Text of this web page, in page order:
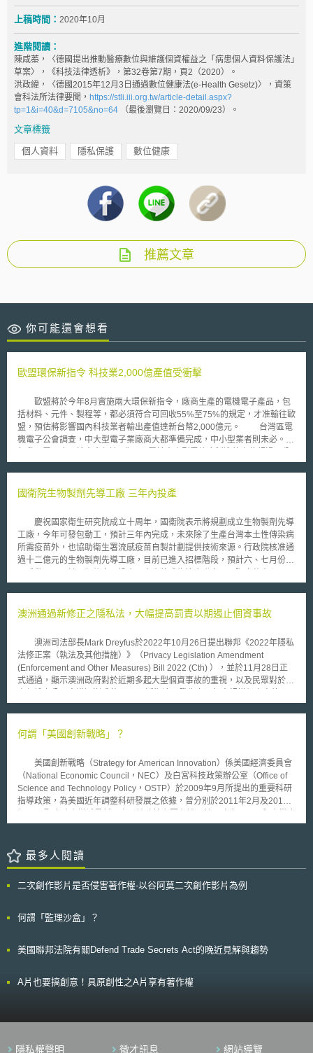
上稿時間： 2020年10月
進階閱讀：
陳咸蓁，〈德國提出推動醫療數位與維護個資權益之「病患個人資料保護法」
草案〉，《科技法律透析》，第32卷第7期，頁2（2020）。
洪政緯，〈德國2015年12月3日通過數位健康法(e-Health Gesetz)〉，資策
會科法所法律要聞， https://stli.iii.org.tw/article-detail.aspx?
tp=1&i=40&d=7105&no=64 （最後瀏覽日：2020/09/23）。
文章標籤
個人資料 隱私保護 數位健康
推薦文章
你可能還會想看
歐盟環保新指令 科技業2,000億產值受衝擊
歐盟將於今年8月實施兩大環保新指令，廠商生產的電機電子產品，包
括材料、元件、製程等，都必須符合可回收55%至75%的規定，才准輸往歐
盟，預估將影響國內科技業者輸出產值達新台幣2,000億元。 台灣區電
機電子公會調查，中大型電子業廠商大都準備完成，中小型業者則未必。前
之一，金額達3,500億至4,000億元。經濟部委託工研院調查，國內可能面臨
者的回收成本將增加3%至5%，調整產品材質及零件成本也提高5%至
害物質限用指令（RoHS）。前者是針對10大廢電機電子品，建立回收體
系，並達成法定一定的回收率55%至75%，要求至2006年12月，每年每人
回收4公斤。後者是國際企業必須自我要求8月完成停止使用含有重金屬鉛、
汞等六種化學物質的電子產品，如IC封裝、電腦塑膠零件等。2006年7月將
全面禁止輸入。
國衛院生物製劑先導工廠 三年內投產
慶祝國家衛生研究院成立十周年，國衛院表示將規劃成立生物製劑先導
工廠，今年可發包動工，預計三年內完成，未來除了生產台灣本土性傳染病
所需疫苗外，也協助衛生署流感疫苗自製計劃提供技術來源。行政院核准通
過十二億元的生物製劑先導工廠，目前已進入招標階段，預計六、七月份可
(The International Vaccine Institute, IVI) 的規格的 GMP 生產線。 此
病如腸病毒、 SARS 、白喉、百日咳、破傷風及日本腦炎的資料庫，部份
產能力。政府計劃投資五十億元興建大型流行感冒疫苗工廠，國衛院將扮演
技術提供的角色，包括參考實驗室，人員訓練，及微生物量產疫苗的開發，
都將由生物製劑先導工廠負責。
澳洲通過新修正之隱私法，大幅提高罰責以期遏止個資事故
澳洲司法部長Mark Dreyfus於2022年10月26日提出聯邦《2022年隱私
法修正案（執法及其他措施）》（Privacy Legislation Amendment
(Enforcement and Other Measures) Bill 2022 (Cth) ），並於11月28日正
式通過，顯示澳洲政府對於近期多起大型個資事故的重視，以及民眾對於個
其一為9月底澳洲第二大電信業者Optus表示受到網路攻擊，約有1,000萬人
也包括用戶的住址、駕照和護照號碼等；無獨有偶，於十月底澳洲最大的私
故，被竊資料中有大約970萬名現在或過去客戶的姓名、出生日期、地址、
電話號碼和電子郵件地址等資料，因為此兩起大型個資事故的發生，促使澳
洲政府不得不予以重視，在極短時間內通過新法修正。 此次修正案修
改1988年《隱私法》（Privacy Act）、2010年《澳洲資訊委員法》
（Australian Information Commissioner Act）和2005年《澳洲通訊及媒體
他人隱私事件發生時，若行為人為「非法人」（a person other than a body
corporate，即我國法之自然人）時，其由行政機關課予當事人之罰金（civil
penalty）上限提高到250萬澳幣（約新台幣5,200萬）；若行為人為「法
額，則取法人違規期間或事故發生後12個月內（擇其時間較長者）調整型營
分，其擴大資訊委員與他公私部門間交換及查閱資訊之權限，資訊委員得向
刑事犯罪。 三、有關域外管轄權部分，原先僅適用於「未在澳洲設立
資，若有在澳洲境內經營業務即受有域外效力之管轄，其範圍甚至將比歐盟
保護之效益仍有待商榷，惟提高罰鍰額度應能使持有個資業者採行較高之資
何謂「美國創新戰略」？
美國創新戰略（Strategy for American Innovation）係美國經濟委員會
（National Economic Council，NEC）及白宮科技政策辦公室（Office of
Science and Technology Policy，OSTP）於2009年9月所提出的重要科研
指導政策，為美國近年調整科研發展之依據，曾分別於2011年2月及2015
如何共同努力進行全面性的創新，強化長期的經濟成長；在此基礎上發展對
創新基石之投資；2.促進以市場為導向的創新；3.以及針對國家需求的優先
順位催化重要的科技突破。 白宮在2011年4月進一步提出一些重要的創
化、加速發展再生能源、提振美國創業精神（entrepreneurship）等。隨著
石；2.刺激私部門進行創新活動，並研議租稅優惠永久制度化；3.營造一個
才能確實將創新成果在產業間創造出來。
最多人閱讀
二次創作影片是否侵害著作權-以谷阿莫二次創作影片為例
何謂「監理沙盒」？
美國聯邦法院有關Defend Trade Secrets Act的晚近見解與趨勢
A片也要搞創意！具原創性之A片享有著作權
隱私權聲明 徵才訊息 網站導覽